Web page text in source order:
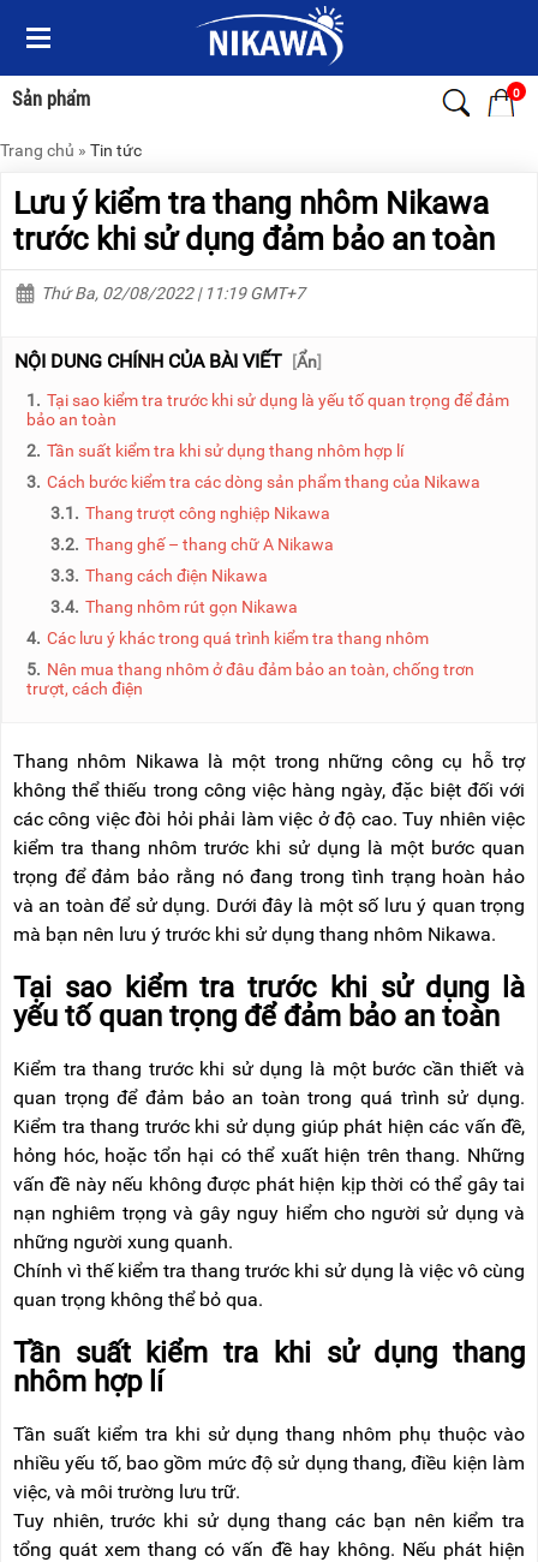
Sản phẩm 0
Menu
Sản
phẩm
TRANG
THANG
NHÔM
XE
DÂY
THOÁT
HIỂM
ĐỘNG
NÂNG
TIN
TỨC
CHÍ
VỀ
NIKAWA
THIỆU
ĐẠI
BẢO
HÀNH
LIÊN
Menu
Sản
phẩm
TRANG
THANG
NHÔM
THANG
NHÔM
GIA
ĐÌNH
THANG
NHÔM
(THANG
THANG
CÁCH
ĐIỆN
CHỮ
A
NHÔM
CÔNG
NGHIỆP
THANG
GIÀN
GIÁO
THANG
TAY
XE
ĐẨY
HÀNG
BỘ
DÂY
THOÁT
HIỂM
ĐỘNG
XE
TAY
Trang chủ » Tin tức
Lưu ý kiểm tra thang nhôm Nikawa
trước khi sử dụng đảm bảo an toàn
Thứ Ba, 02/08/2022 | 11:19 GMT+7
NỘI DUNG CHÍNH CỦA BÀI VIẾT [Ẩn]
1. Tại sao kiểm tra trước khi sử dụng là yếu tố quan trọng để đảm
bảo an toàn
2. Tần suất kiểm tra khi sử dụng thang nhôm hợp lí
3. Cách bước kiểm tra các dòng sản phẩm thang của Nikawa
3.1. Thang trượt công nghiệp Nikawa
3.2. Thang ghế – thang chữ A Nikawa
3.3. Thang cách điện Nikawa
3.4. Thang nhôm rút gọn Nikawa
4. Các lưu ý khác trong quá trình kiểm tra thang nhôm
5. Nên mua thang nhôm ở đâu đảm bảo an toàn, chống trơn
trượt, cách điện
Thang nhôm Nikawa là một trong những công cụ hỗ trợ
không thể thiếu trong công việc hàng ngày, đặc biệt đối với
các công việc đòi hỏi phải làm việc ở độ cao. Tuy nhiên việc
kiểm tra thang nhôm trước khi sử dụng là một bước quan
trọng để đảm bảo rằng nó đang trong tình trạng hoàn hảo
và an toàn để sử dụng. Dưới đây là một số lưu ý quan trọng
mà bạn nên lưu ý trước khi sử dụng thang nhôm Nikawa.
Tại sao kiểm tra trước khi sử dụng là
yếu tố quan trọng để đảm bảo an toàn
Kiểm tra thang trước khi sử dụng là một bước cần thiết và
quan trọng để đảm bảo an toàn trong quá trình sử dụng.
Kiểm tra thang trước khi sử dụng giúp phát hiện các vấn đề,
hỏng hóc, hoặc tổn hại có thể xuất hiện trên thang. Những
vấn đề này nếu không được phát hiện kịp thời có thể gây tai
nạn nghiêm trọng và gây nguy hiểm cho người sử dụng và
những người xung quanh.
Chính vì thế kiểm tra thang trước khi sử dụng là việc vô cùng
quan trọng không thể bỏ qua.
Tần suất kiểm tra khi sử dụng thang
nhôm hợp lí
Tần suất kiểm tra khi sử dụng thang nhôm phụ thuộc vào
nhiều yếu tố, bao gồm mức độ sử dụng thang, điều kiện làm
việc, và môi trường lưu trữ.
Tuy nhiên, trước khi sử dụng thang các bạn nên kiểm tra
tổng quát xem thang có vấn đề hay không. Nếu phát hiện